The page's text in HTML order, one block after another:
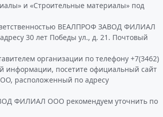
и «Строительные материалы» под
ВЕАЛПРОФ ЗАВОД ФИЛИАЛ
30 лет Победы ул., д. 21. Почтовый
организации по телефону +7(3462)
информации, посетите официальный сайт
расположенный по адресу
ФИЛИАЛ ООО рекомендуем уточнить по